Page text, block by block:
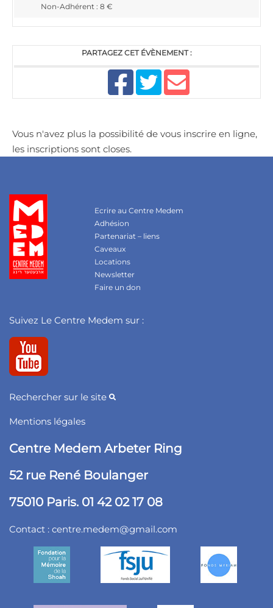
Non-Adhérent : 8 €
PARTAGEZ CET ÉVÈNEMENT :
Vous n'avez plus la possibilité de vous inscrire en ligne,
les inscriptions sont closes.
Ecrire au Centre Medem
Adhésion
Partenariat – liens
Caveaux
Locations
Newsletter
Faire un don
Suivez Le Centre Medem sur :
Rechercher sur le site
Mentions légales
Centre Medem Arbeter Ring
52 rue René Boulanger
75010 Paris. 01 42 02 17 08
Contact : centre.medem@gmail.com